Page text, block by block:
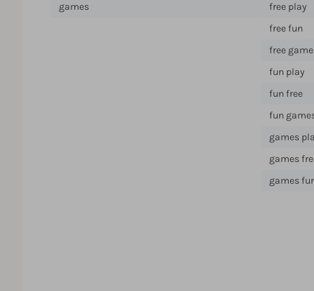
games
free play
free fun
free
fun play
fun free
fun
games
games
games